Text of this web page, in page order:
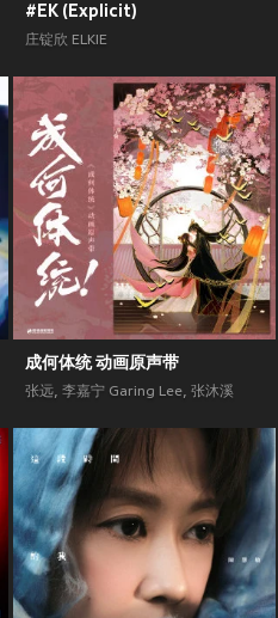
#EK (Explicit)
庄锭欣 ELKIE
成何体统 动画原声带
张远, 李嘉宁 Garing Lee, 张沐溪